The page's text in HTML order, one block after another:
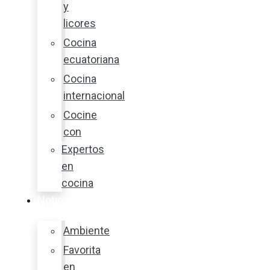
y
licores
Cocina
ecuatoriana
Cocina
internacional
Cocine
con
Expertos
en
cocina
Ambiente
Favorita
en